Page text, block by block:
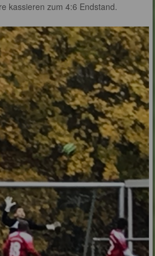
kassieren zum 4:6 Endstand.